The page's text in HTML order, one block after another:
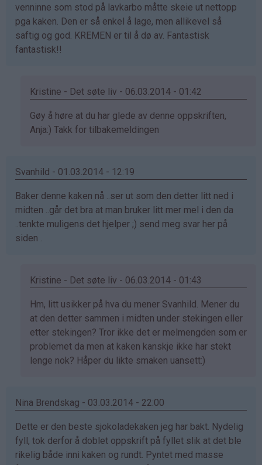
venninne som stod på lavkarbo måtte skeie ut nettopp
pga kaken. Den er så enkel å lage, men allikevel så
saftig og god. KREMEN er til å dø av. Fantastisk
fantastisk!!
Kristine - Det søte liv - 06.03.2014 - 01:42
Som
svar
Anja
(ikke
bekreftet)
Gøy å høre at du har glede av denne oppskriften,
Anja:) Takk for tilbakemeldingen
Svanhild - 01.03.2014 - 12:19
Baker denne kaken nå ..ser ut som den detter litt ned i
midten ..går det bra at man bruker litt mer mel i den da
..tenkte muligens det hjelper ;) send meg svar her på
siden .
Kristine - Det søte liv - 06.03.2014 - 01:43
Som
svar
på
av
Svanhild
Hm, litt usikker på hva du mener Svanhild. Mener du
at den detter sammen i midten under stekingen eller
etter stekingen? Tror ikke det er melmengden som er
problemet da men at kaken kanskje ikke har stekt
lenge nok? Håper du likte smaken uansett:)
Nina Brendskag - 03.03.2014 - 22:00
Dette er den beste sjokoladekaken jeg har bakt. Nydelig
fyll, tok derfor å doblet oppskrift på fyllet slik at det ble
rikelig både inni kaken og rundt. Pyntet med masse